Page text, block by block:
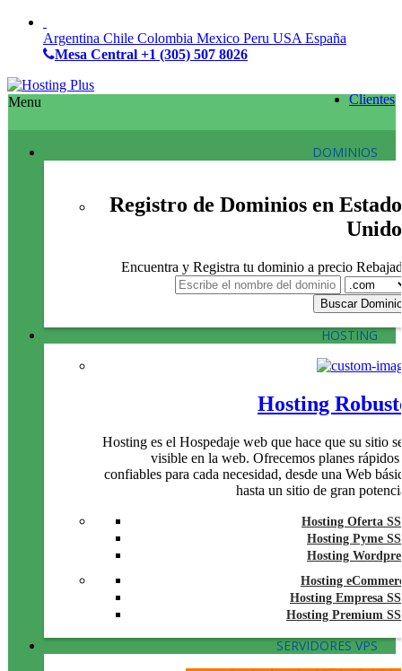
Argentina Chile Colombia Mexico Peru USA España
Mesa Central +1 (305) 507 8026
Clientes
Menu
DOMINIOS
Registro de Dominios en
Encuentra y Registra tu dominio a precio
HOSTING
Hosting
Hosting es el Hospedaje web que hace que su sitio
visible en la web. Ofrecemos planes
confiables para cada necesidad, desde una Web
hasta un sitio de gran
Hosting Oferta
Hosting Pyme
Hosting
Hosting
Hosting Empresa
Hosting Premium
SERVIDORES VPS